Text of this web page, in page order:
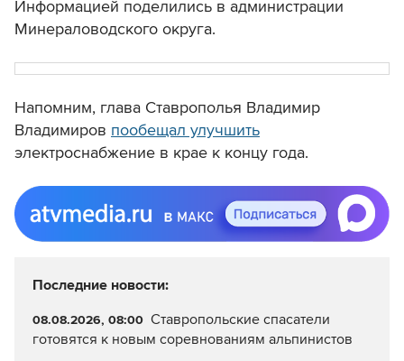
Информацией поделились в администрации
Минераловодского округа.
Напомним, глава Ставрополья Владимир
Владимиров пообещал улучшить
электроснабжение в крае к концу года.
Последние новости:
08.08.2026, 08:00 Ставропольские спасатели
готовятся к новым соревнованиям альпинистов